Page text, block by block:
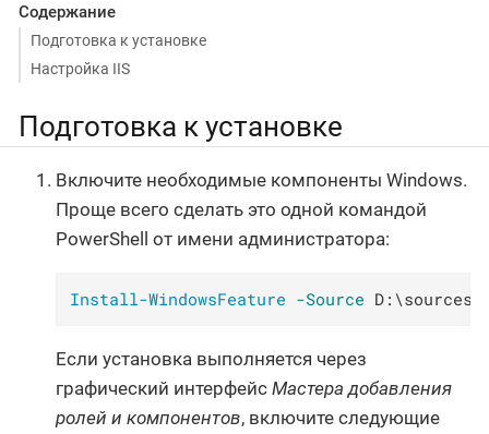
Содержание
Подготовка к установке
Настройка IIS
Подготовка к установке
Включите необходимые компоненты Windows.
Проще всего сделать это одной командой
PowerShell от имени администратора:
Install-WindowsFeature -Source
Если установка выполняется через
графический интерфейс Мастера добавления
ролей и компонентов, включите следующие